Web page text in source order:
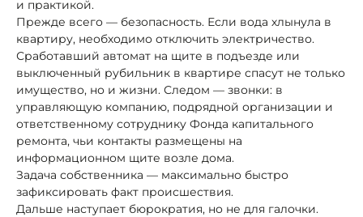
и практикой.
Прежде всего — безопасность. Если вода хлынула в
квартиру, необходимо отключить электричество.
Сработавший автомат на щите в подъезде или
выключенный рубильник в квартире спасут не только
имущество, но и жизни. Следом — звонки: в
управляющую компанию, подрядной организации и
ответственному сотруднику Фонда капитального
ремонта, чьи контакты размещены на
информационном щите возле дома.
Задача собственника — максимально быстро
зафиксировать факт происшествия.
Дальше наступает бюрократия, но не для галочки.